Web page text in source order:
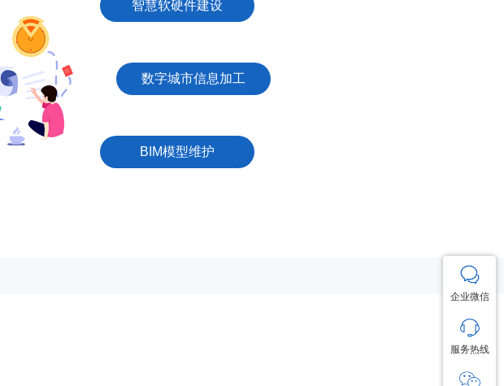
智慧软硬件建设
数字城市信息加工
BIM模型维护
企业微信
服务热线